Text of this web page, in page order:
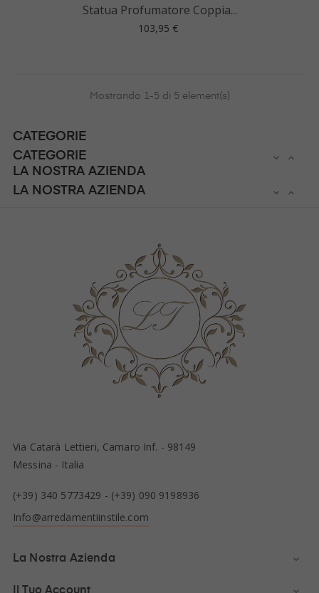
Statua Profumatore Coppia...
Prezzo
103,95 €
Mostrando 1-5 di 5 element(s)
CATEGORIE
CATEGORIE
 
LA NOSTRA AZIENDA
LA NOSTRA AZIENDA
 
Via Catarà Lettieri, Camaro Inf. - 98149
Messina - Italia
(+39) 340 5773429 - (+39) 090 9198936
Info@arredamentiinstile.com
La Nostra Azienda 